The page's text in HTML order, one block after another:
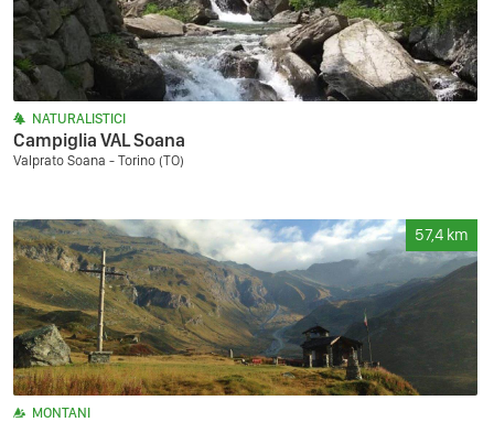
NATURALISTICI
Campiglia VAL Soana
Valprato Soana - Torino (TO)
57,4 km
MONTANI